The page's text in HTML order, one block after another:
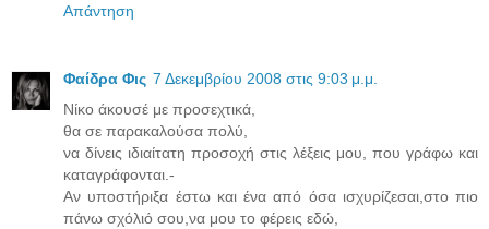
Απάντηση
Φαίδρα Φις 7 Δεκεμβρίου 2008 στις 9:03 μ.μ.
Νίκο άκουσέ με προσεχτικά,
θα σε παρακαλούσα πολύ,
να δίνεις ιδιαίτατη προσοχή στις λέξεις μου, που γράφω και
καταγράφονται.-
Αν υποστήριξα έστω και ένα από όσα ισχυρίζεσαι,στο πιο
πάνω σχόλιό σου,να μου το φέρεις εδώ,